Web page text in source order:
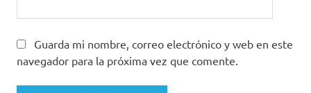
Guarda mi nombre, correo electrónico y web en este
navegador para la próxima vez que comente.